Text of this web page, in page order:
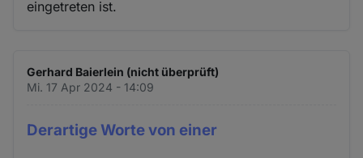
eingetreten ist.
Gerhard Baierlein (nicht überprüft)
Mi. 17 Apr 2024 - 14:09
Derartige Worte von einer